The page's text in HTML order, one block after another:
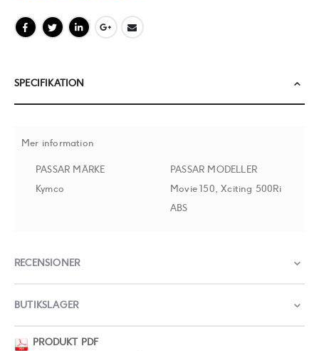
SPECIFIKATION
Mer information
PASSAR MÄRKE
Kymco
PASSAR MODELLER
Movie 150, Xciting 500Ri
ABS
RECENSIONER
BUTIKSLAGER
PRODUKT PDF